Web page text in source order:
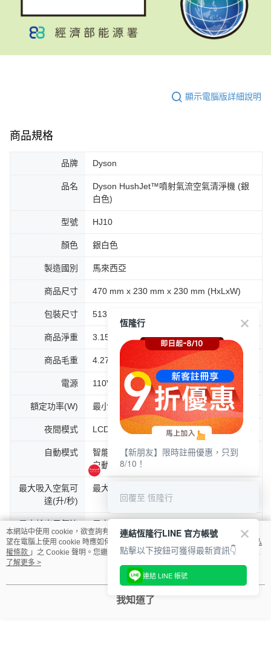
顯示電腦版詳細說明
商品規格
品牌 Dyson
品名
Dyson HushJet™噴射氣流空氣清淨機 (銀
白色)
型號 HJ10
顏色 銀白色
製造國別 馬來西亞
商品尺寸 470 mm x 230 mm x 230 mm (HxLxW)
包裝尺寸 513 mm x 274 mm x 274 mm (HxLxW)
商品淨重 3.15 kg
商品毛重 4.27 kg
電源 110V
額定功率(W) 最小風速 20W / 最大風速 50W
夜間模式 LCD螢幕變暗、預設在2段風速。
自動模式
智能感測器偵測空氣中污染物的變化，然後
自動調整風速以維護空氣潔淨安全。
最大吸入空氣可
達(升/秒)
最大風速（Speed 10）68.3 L/s
最大輸出風氣流
可達(升/秒)
最大風速（Speed 10）380 L/s
顆粒物 CADR
甲醛 CADR >133 m³/h
PM2.5濃度/PM10濃度/濾網使用壽命
本網站中使用 cookie，欲查詢有關本網站使用 cookie 方式之詳情，及若您不希
望在電腦上使用 cookie 時應如何變更電腦的 cookie 設定，請參閱本網站「
隱私
權條款 」之 Cookie 聲明。您繼續使用本網站即表示您同意本公司得按本網站使
用條款之 Cookie 聲明使用 cookie。
了解更多 >
我知道了
恆隆行
【新朋友】限時註冊優惠，只到
8/10！
回覆至 恆隆行
連結恆隆行LINE 官方帳號
點擊以下按鈕可獲得最新資訊👇
連結 LINE 帳號